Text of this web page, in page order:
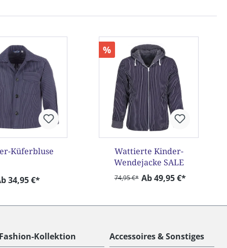
Küferbluse
34,95 €*
%
Wattierte Kinder-
Wendejacke SALE
74,95 €* Ab 49,95 €*
Fashion-Kollektion Accessoires & Sonstiges